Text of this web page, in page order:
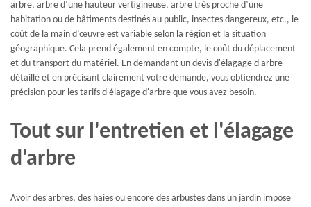
arbre, arbre d’une hauteur vertigineuse, arbre très proche d’une
habitation ou de bâtiments destinés au public, insectes dangereux, etc., le
coût de la main d’œuvre est variable selon la région et la situation
géographique. Cela prend également en compte, le coût du déplacement
et du transport du matériel. En demandant un devis d'élagage d'arbre
détaillé et en précisant clairement votre demande, vous obtiendrez une
précision pour les tarifs d'élagage d'arbre que vous avez besoin.
Tout sur l'entretien et l'élagage
d'arbre
Avoir des arbres, des haies ou encore des arbustes dans un jardin impose